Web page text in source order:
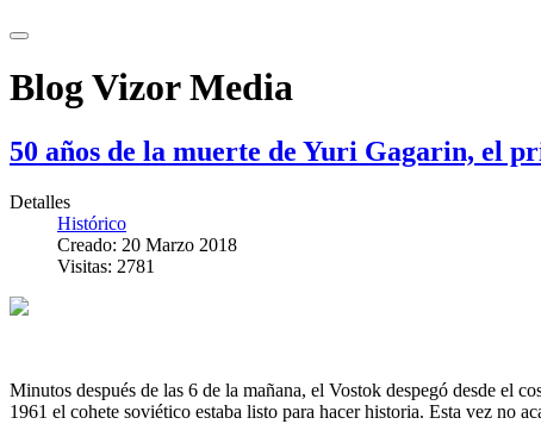
Blog Vizor Media
50 años de la muerte de Yuri Gagarin, el
Detalles
Histórico
Creado: 20 Marzo 2018
Visitas: 2781
Minutos después de las 6 de la mañana, el Vostok despegó desde el
1961 el cohete soviético estaba listo para hacer historia. Esta vez no